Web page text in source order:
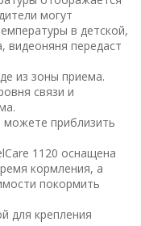
могут
в детской,
видеоняня передаст
из зоны приема.
связи и
приблизить
1120 оснащена
кормления, а
покормить
для крепления